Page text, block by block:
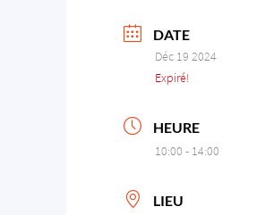
DATE
Déc 19 2024
Expiré!
HEURE
10:00 - 14:00
LIEU